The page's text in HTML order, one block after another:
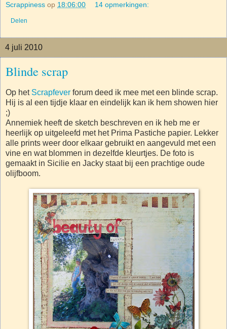
Scrappiness op 18:06:00 14 opmerkingen:
Delen
4 juli 2010
Blinde scrap
Op het Scrapfever forum deed ik mee met een blinde scrap.
Hij is al een tijdje klaar en eindelijk kan ik hem showen hier
;)
Annemiek heeft de sketch beschreven en ik heb me er
heerlijk op uitgeleefd met het Prima Pastiche papier. Lekker
alle prints weer door elkaar gebruikt en aangevuld met een
vine en wat blommen in dezelfde kleurtjes. De foto is
gemaakt in Sicilie en Jacky staat bij een prachtige oude
olijfboom.